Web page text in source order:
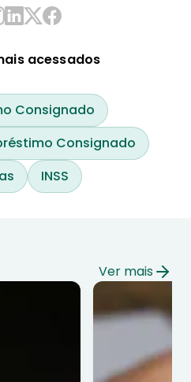
acessados
Consignado
Consignado
INSS
Ver mais